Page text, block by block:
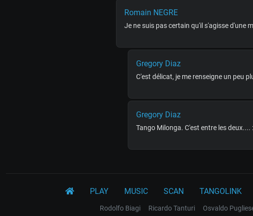
Romain NEGRE
Je ne suis pas certain qu'il s'agisse d'une
Gregory Diaz
C'est délicat, je me renseigne un peu
Gregory Diaz
Tango Milonga. C'est entre les deux....
PLAY MUSIC SCAN TANGOLINK
Rodolfo Biagi Ricardo Tanturi Osvaldo